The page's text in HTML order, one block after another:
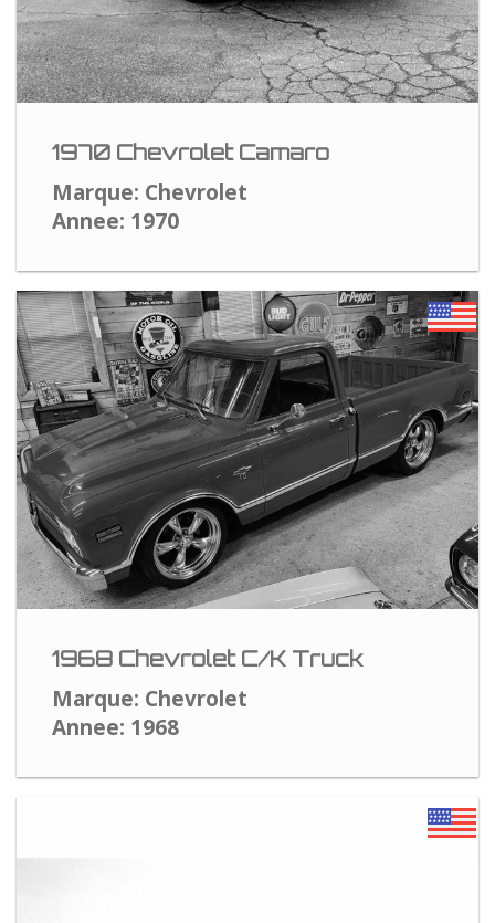
1970 Chevrolet Camaro
Marque: Chevrolet
Annee: 1970
1968 Chevrolet C/K Truck
Marque: Chevrolet
Annee: 1968